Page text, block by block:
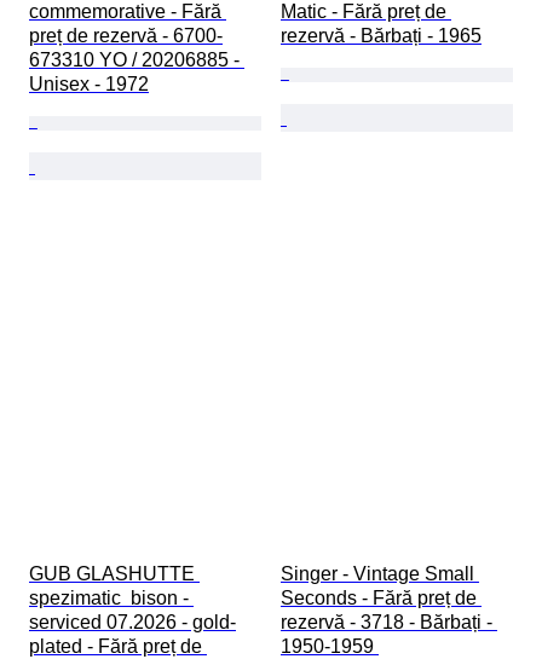
commemorative - Fără
preț de rezervă - 6700-
673310 YO / 20206885 -
Unisex - 1972
Matic - Fără preț de
rezervă - Bărbați - 1965
GUB GLASHUTTE
spezimatic  bison -
serviced 07.2026 - gold-
plated - Fără preț de
Singer - Vintage Small
Seconds - Fără preț de
rezervă - 3718 - Bărbați -
1950-1959